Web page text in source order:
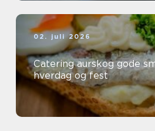
02. juli 2026
Catering aurskog gode smaker til
hverdag og fest